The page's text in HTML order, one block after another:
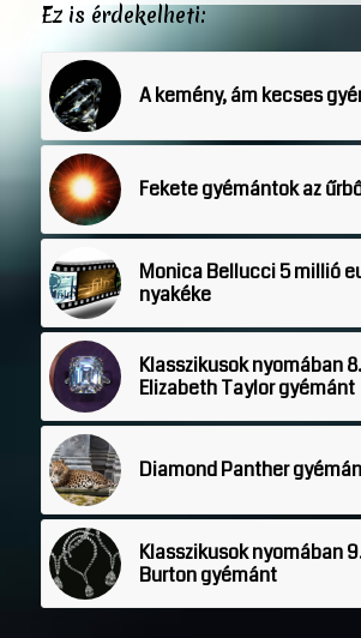
Ez is érdekelheti:
A kemény, ám kecses
Fekete gyémántok az
Monica Bellucci 5 millió
nyakéke
Klasszikusok nyomában
Elizabeth Taylor gyémánt
Diamond Panther
Klasszikusok nyomában
Burton gyémánt